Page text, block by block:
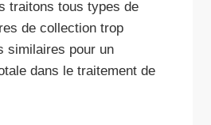
traitons tous types de
de collection trop
similaires pour un
dans le traitement de